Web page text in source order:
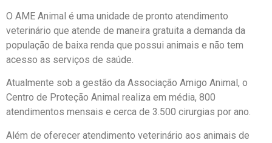
O AME Animal é uma unidade de pronto atendimento
veterinário que atende de maneira gratuita a demanda da
população de baixa renda que possui animais e não tem
acesso as serviços de saúde.
Atualmente sob a gestão da Associação Amigo Animal, o
Centro de Proteção Animal realiza em média, 800
atendimentos mensais e cerca de 3.500 cirurgias por ano.
Além de oferecer atendimento veterinário aos animais de